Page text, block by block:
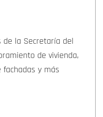
de la Secretaría del
de vivienda,
y más